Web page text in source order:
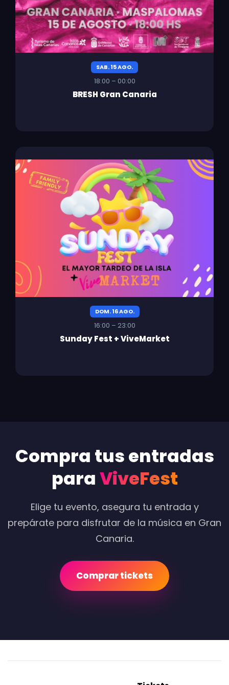
SAB. 15 AGO.
18:00 – 00:00
BRESH Gran Canaria
DOM. 16 AGO.
16:00 – 23:00
Sunday Fest + ViveMarket
Compra tus entradas
paraViveFest
Elige tu evento, asegura tu entrada y
prepárate para disfrutar de la música en Gran
Canaria.
Comprar tickets